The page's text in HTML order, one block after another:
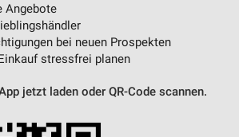
Angebote
bei neuen Prospekten
stressfrei planen
jetzt laden oder QR-Code scannen.